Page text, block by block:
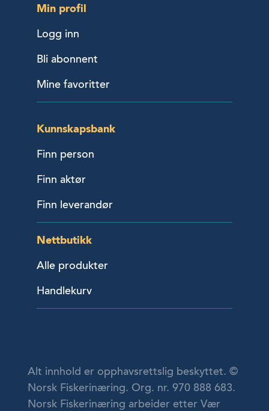
Min profil
Logg inn
Bli abonnent
Mine favoritter
Kunnskapsbank
Finn person
Finn aktør
Finn leverandør
Nettbutikk
Alle produkter
Handlekurv
Alt innhold er opphavsrettslig beskyttet. ©
Norsk Fiskerinæring. Org. nr. 970 888 683.
Norsk Fiskerinæring arbeider etter Vær